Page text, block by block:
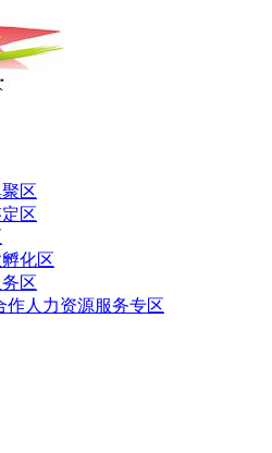
区
区
化区
区
作人力资源服务专区